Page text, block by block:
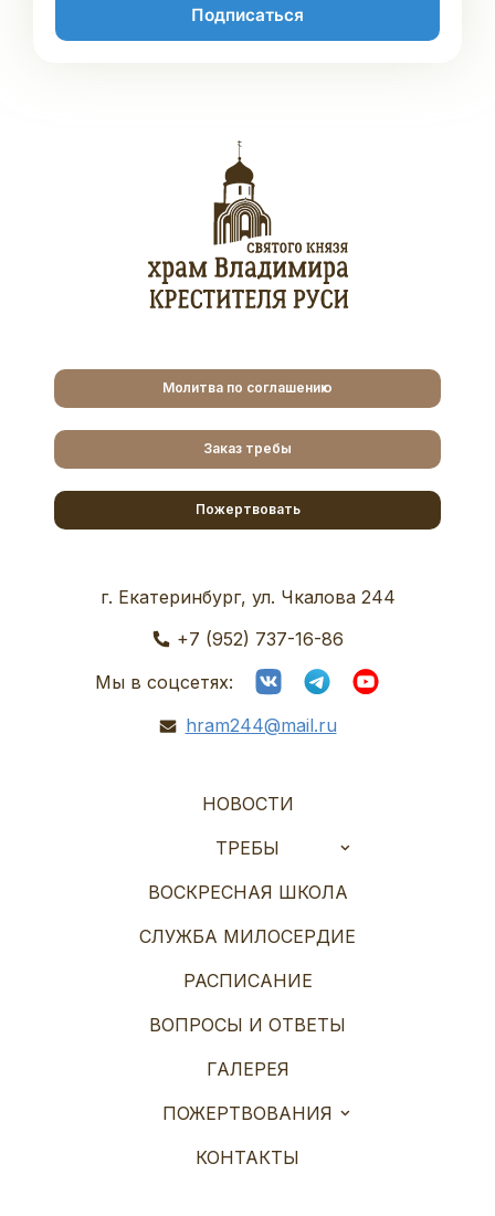
Подписаться
Молитва по соглашению
Заказ требы
Пожертвовать
г. Екатеринбург, ул. Чкалова 244
+7 (952) 737-16-86
Мы в соцсетях:
hram244@mail.ru
НОВОСТИ
ТРЕБЫ
ВОСКРЕСНАЯ ШКОЛА
СЛУЖБА МИЛОСЕРДИЕ
РАСПИСАНИЕ
ВОПРОСЫ И ОТВЕТЫ
ГАЛЕРЕЯ
ПОЖЕРТВОВАНИЯ
КОНТАКТЫ